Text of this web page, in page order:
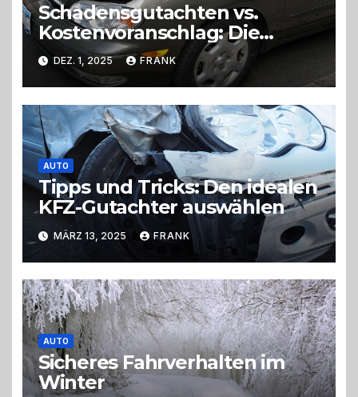
Schadensgutachten vs.
Kostenvoranschlag: Die
wichtigsten Unterschiede
DEZ. 1, 2025 FRANK
AUTO
Tipps und Tricks: Den idealen
KFZ-Gutachter auswählen
MÄRZ 13, 2025 FRANK
AUTO
Sicheres Fahrverhalten im
Winter